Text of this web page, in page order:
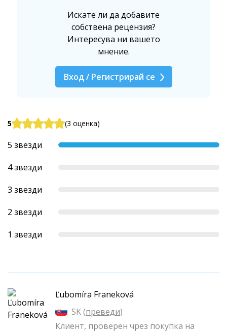
Искате ли да добавите
собствена рецензия?
Интересува ни вашето
мнение.
Вход / Регистрирай се
5 (3 оценка)
5 звезди
4 звезди
3 звезди
2 звезди
1 звезди
Ľubomíra Franeková
SK (преведи)
Клиент, проверен чрез покупка на